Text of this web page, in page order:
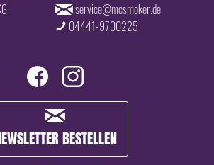
service@mcsmoker.de
04441-9700225
BESTELLEN